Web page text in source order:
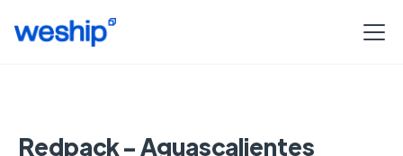
Redpack - Aguascalientes